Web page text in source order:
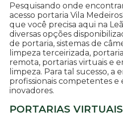
Pesquisando onde
acesso portaria Vila
que você precisa aqui na
diversas opções
de portaria, sistemas de
limpeza terceirizada,
remota, portarias virtuais e
limpeza. Para tal sucesso, a
profissionais competentes
inovadores.
PORTARIAS VIRTUAIS